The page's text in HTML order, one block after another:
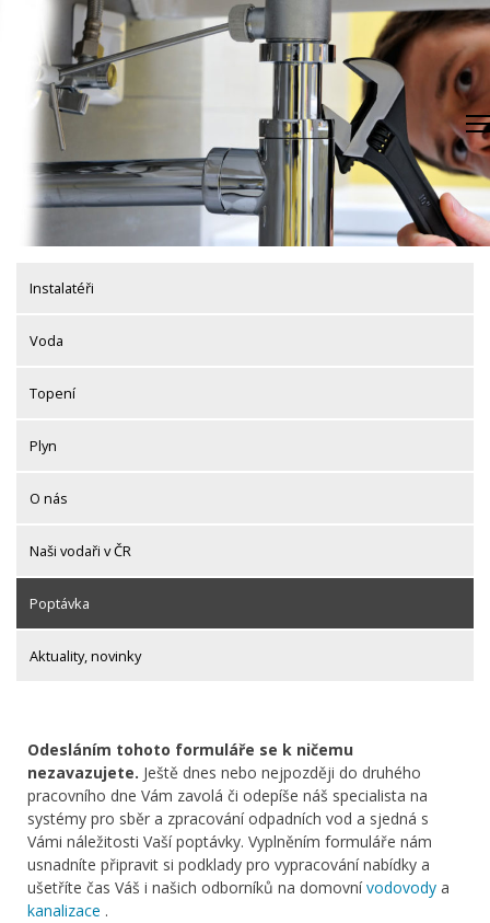
content
Instalatéři
Voda
Topení
Plyn
O nás
Naši vodaři v ČR
Poptávka
Aktuality, novinky
Odesláním tohoto formuláře se k ničemu
nezavazujete. Ještě dnes nebo nejpozději do druhého
pracovního dne Vám zavolá či odepíše náš specialista na
systémy pro sběr a zpracování odpadních vod a sjedná s
Vámi náležitosti Vaší poptávky. Vyplněním formuláře nám
usnadníte připravit si podklady pro vypracování nabídky a
ušetříte čas Váš i našich odborníků na domovnívodovody a
kanalizace .